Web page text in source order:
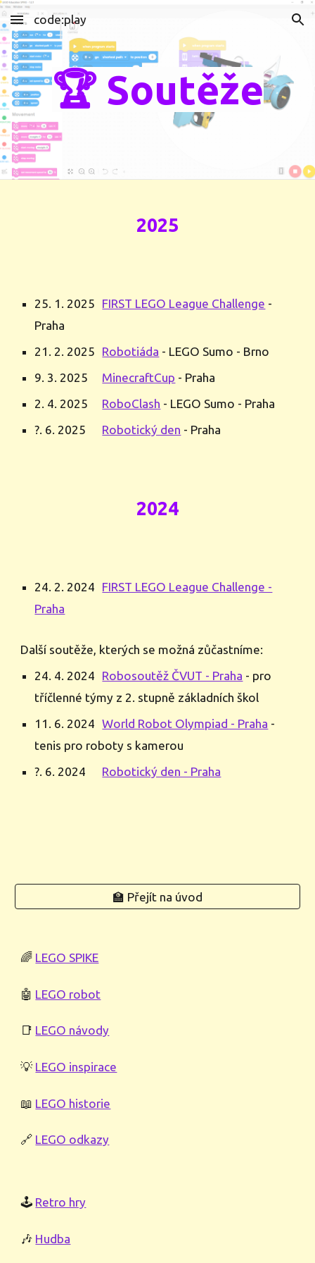
Skip to main content Skip to navigation
code:play
🏆 Soutěže
2025
25. 1. 2025 FIRST LEGO League Challenge -
Praha
21. 2. 2025
Robotiáda - LEGO Sumo - Brno
9. 3. 2025
MinecraftCup - Praha
2. 4. 2025
RoboClash - LEGO Sumo - Praha
?. 6. 2025 Robotický den - Praha
2024
24. 2. 2024
FIRST LEGO League Challenge -
Praha
Další soutěže, kterých se možná zůčastníme:
24. 4. 2024
Robosoutěž ČVUT - Praha - pro
tříčlenné týmy z 2. stupně základních škol
11. 6. 2024
World Robot Olympiad - Praha -
tenis pro roboty s kamerou
?. 6. 2024
Robotický den - Praha
🏫 Přejít na úvod
🌈 LEGO SPIKE
🤖 LEGO robot
📑 LEGO návody
💡 LEGO inspirace
📖 LEGO historie
🔗 LEGO odkazy
🕹️ Retro hry
🎶 Hudba